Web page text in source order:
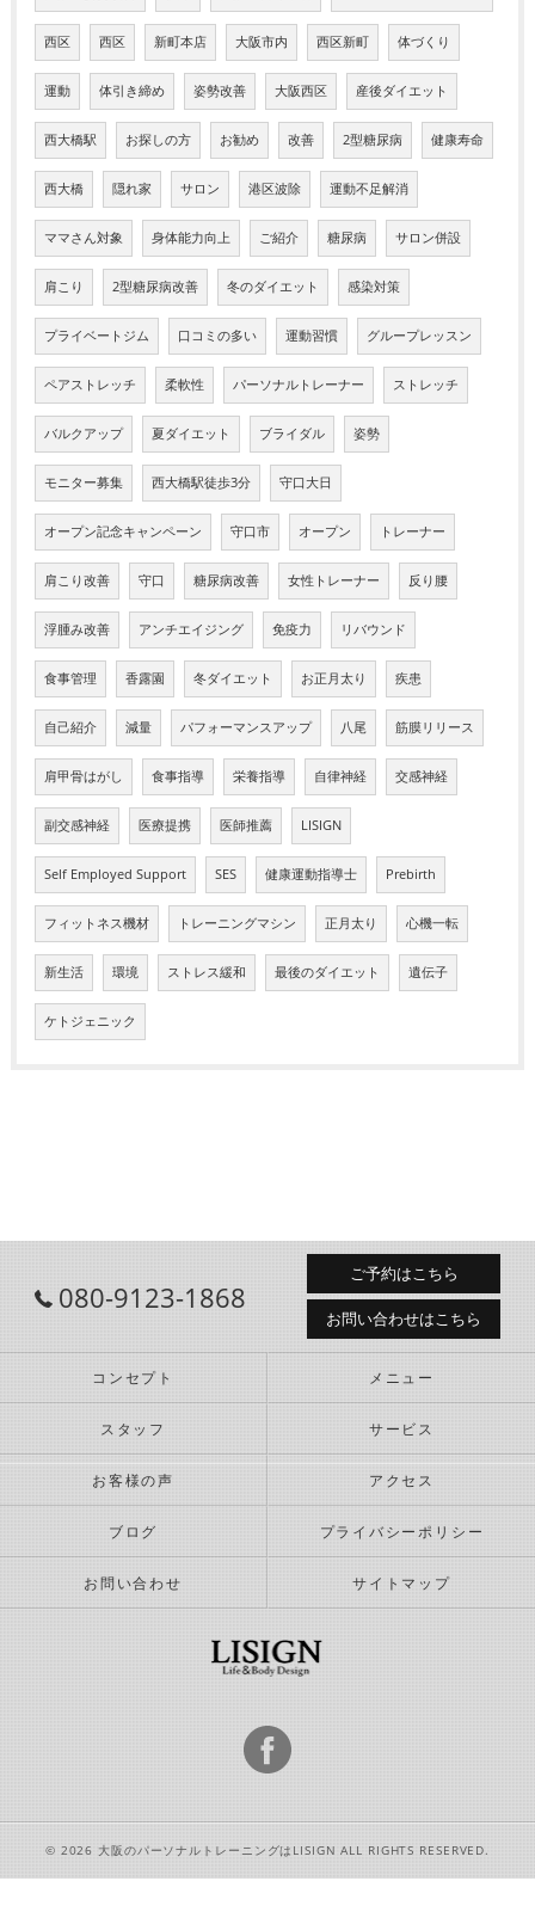
西区 西区 新町本店 大阪市内 西区新町 体づくり
運動 体引き締め 姿勢改善 大阪西区 産後ダイエット
西大橋駅 お探しの方 お勧め 改善 2型糖尿病 健康寿命
西大橋 隠れ家 サロン 港区波除 運動不足解消
ママさん対象 身体能力向上 ご紹介 糖尿病 サロン併設
肩こり 2型糖尿病改善 冬のダイエット 感染対策
プライベートジム 口コミの多い 運動習慣 グループレッスン
ペアストレッチ 柔軟性 パーソナルトレーナー ストレッチ
バルクアップ 夏ダイエット ブライダル 姿勢
モニター募集 西大橋駅徒歩3分 守口大日
オープン記念キャンペーン 守口市 オープン トレーナー
肩こり改善 守口 糖尿病改善 女性トレーナー 反り腰
浮腫み改善 アンチエイジング 免疫力 リバウンド
食事管理 香露園 冬ダイエット お正月太り 疾患
自己紹介 減量 パフォーマンスアップ 八尾 筋膜リリース
肩甲骨はがし 食事指導 栄養指導 自律神経 交感神経
副交感神経 医療提携 医師推薦 LISIGN
Self Employed Support SES 健康運動指導士 Prebirth
フィットネス機材 トレーニングマシン 正月太り 心機一転
新生活 環境 ストレス緩和 最後のダイエット 遺伝子
ケトジェニック
080-9123-1868
ご予約はこちら
お問い合わせはこちら
コンセプト メニュー
スタッフ サービス
お客様の声 アクセス
ブログ プライバシーポリシー
お問い合わせ サイトマップ
© 2026 大阪のパーソナルトレーニングはLISIGN ALL RIGHTS RESERVED.